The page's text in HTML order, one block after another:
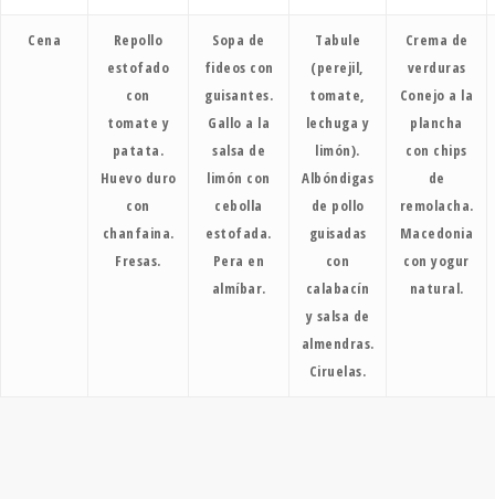
Cena
Repollo
estofado
con
tomate y
patata.
Huevo duro
con
chanfaina.
Fresas.
Sopa de
fideos con
guisantes.
Gallo a la
salsa de
limón con
cebolla
estofada.
Pera en
almíbar.
Tabule
(perejil,
tomate,
lechuga y
limón).
Albóndigas
de pollo
guisadas
con
calabacín
y salsa de
almendras.
Ciruelas.
Crema de
verduras
Conejo a la
plancha
con chips
de
remolacha.
Macedonia
con yogur
natural.